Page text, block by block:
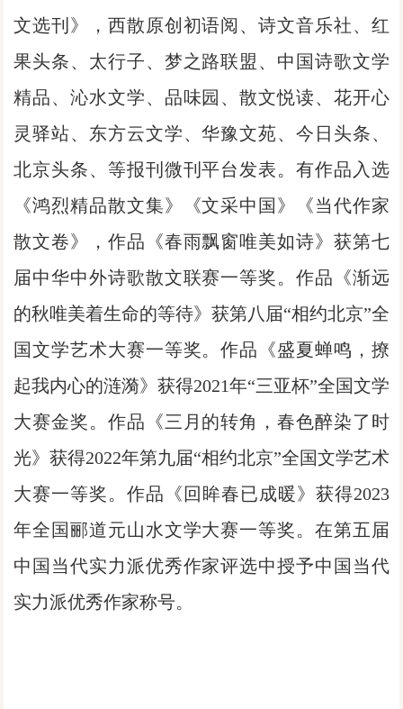
文选刊》，西散原创初语阅、诗文音乐社、红
果头条、太行子、梦之路联盟、中国诗歌文学
精品、沁水文学、品味园、散文悦读、花开心
灵驿站、东方云文学、华豫文苑、今日头条、
北京头条、等报刊微刊平台发表。有作品入选
《鸿烈精品散文集》《文采中国》《当代作家
散文卷》，作品《春雨飘窗唯美如诗》获第七
届中华中外诗歌散文联赛一等奖。作品《渐远
的秋唯美着生命的等待》获第八届“相约北京”全
国文学艺术大赛一等奖。作品《盛夏蝉鸣，撩
起我内心的涟漪》获得2021年“三亚杯”全国文学
大赛金奖。作品《三月的转角，春色醉染了时
光》获得2022年第九届“相约北京”全国文学艺术
大赛一等奖。作品《回眸春已成暖》获得2023
年全国郦道元山水文学大赛一等奖。在第五届
中国当代实力派优秀作家评选中授予中国当代
实力派优秀作家称号。